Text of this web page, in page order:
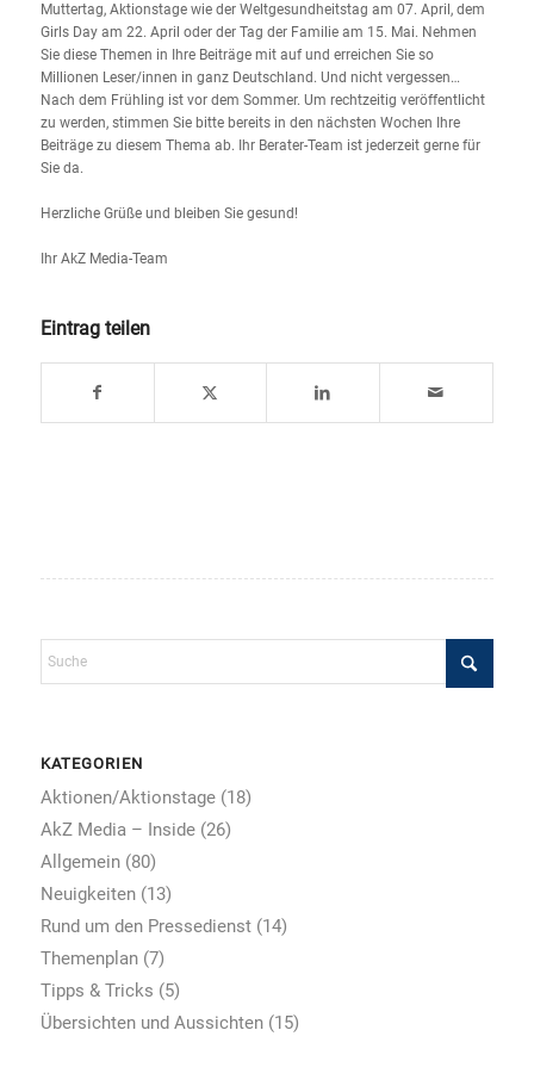
Muttertag, Aktionstage wie der Weltgesundheitstag am 07. April, dem
Girls Day am 22. April oder der Tag der Familie am 15. Mai. Nehmen
Sie diese Themen in Ihre Beiträge mit auf und erreichen Sie so
Millionen Leser/innen in ganz Deutschland. Und nicht vergessen…
Nach dem Frühling ist vor dem Sommer. Um rechtzeitig veröffentlicht
zu werden, stimmen Sie bitte bereits in den nächsten Wochen Ihre
Beiträge zu diesem Thema ab. Ihr Berater-Team ist jederzeit gerne für
Sie da.
Herzliche Grüße und bleiben Sie gesund!
Ihr AkZ Media-Team
Eintrag teilen
KATEGORIEN
Aktionen/Aktionstage(18)
AkZ Media – Inside(26)
Allgemein(80)
Neuigkeiten(13)
Rund um den Pressedienst(14)
Themenplan(7)
Tipps & Tricks (5)
Übersichten und Aussichten(15)